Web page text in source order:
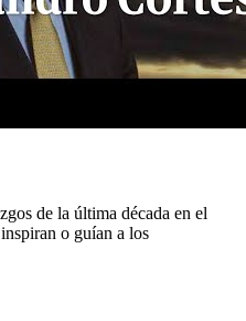
de la última década en el
o guían a los